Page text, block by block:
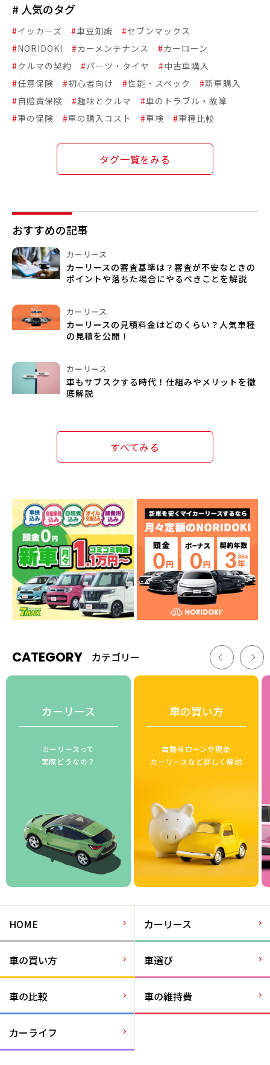
# 人気のタグ
#イッカーズ #車豆知識 #セブンマックス
#NORIDOKI #カーメンテナンス #カーローン
#クルマの契約 #パーツ・タイヤ #中古車購入
#任意保険 #初心者向け #性能・スペック #新車購入
#自賠責保険 #趣味とクルマ #車のトラブル・故障
#車の保険 #車の購入コスト #車検 #車種比較
タグ一覧をみる
おすすめの記事
カーリース
カーリースの審査基準は？審査が不安なときの
ポイントや落ちた場合にやるべきことを解説
カーリース
カーリースの見積料金はどのくらい？人気車種
の見積を公開！
カーリース
車もサブスクする時代！仕組みやメリットを徹
底解説
すべてみる
CATEGORY カテゴリー
カーリース
カーリースって
実際どうなの？
車の買い方
自動車ローンや現金
カーリースなど詳しく解説
HOME カーリース
車の買い方 車選び
車の比較 車の維持費
カーライフ